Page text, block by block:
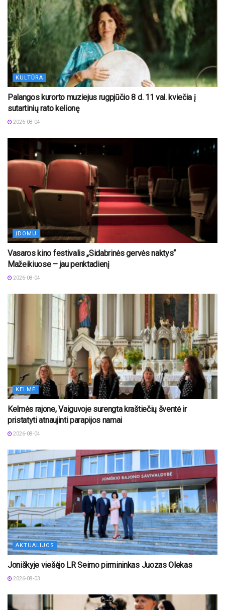
KULTŪRA
Palangos kurorto muziejus rugpjūčio 8 d. 11 val. kviečia į
sutartinių rato kelionę
2026-08-04
ĮDOMU
Vasaros kino festivalis „Sidabrinės gervės naktys“
Mažeikiuose – jau penktadienį
2026-08-04
KELMĖ
Kelmės rajone, Vaiguvoje surengta kraštiečių šventė ir
pristatyti atnaujinti parapijos namai
2026-08-04
AKTUALIJOS
Joniškyje viešėjo LR Seimo pirmininkas Juozas Olekas
2026-08-03